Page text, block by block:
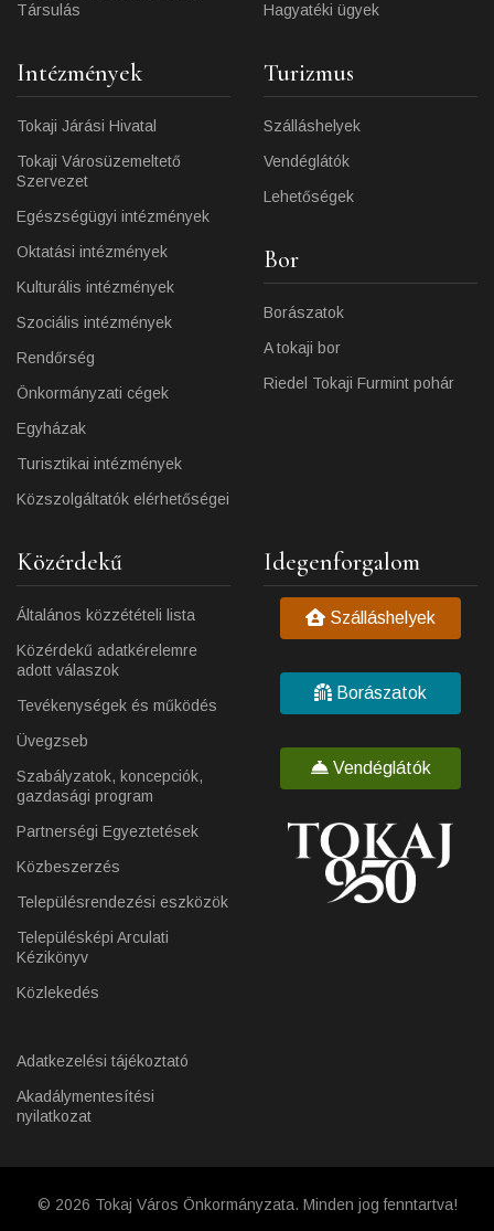
Társulás
Hagyatéki ügyek
Intézmények
Tokaji Járási Hivatal
Tokaji Városüzemeltető
Szervezet
Egészségügyi intézmények
Oktatási intézmények
Kulturális intézmények
Szociális intézmények
Rendőrség
Önkormányzati cégek
Egyházak
Turisztikai intézmények
Közszolgáltatók elérhetőségei
Turizmus
Szálláshelyek
Vendéglátók
Lehetőségek
Bor
Borászatok
A tokaji bor
Riedel Tokaji Furmint pohár
Közérdekű
Általános közzétételi lista
Közérdekű adatkérelemre
adott válaszok
Tevékenységek és működés
Üvegzseb
Szabályzatok, koncepciók,
gazdasági program
Partnerségi Egyeztetések
Közbeszerzés
Településrendezési eszközök
Településképi Arculati
Kézikönyv
Közlekedés
Adatkezelési tájékoztató
Akadálymentesítési
nyilatkozat
Idegenforgalom
Szálláshelyek
Borászatok
Vendéglátók
© 2026 Tokaj Város Önkormányzata. Minden jog fenntartva!